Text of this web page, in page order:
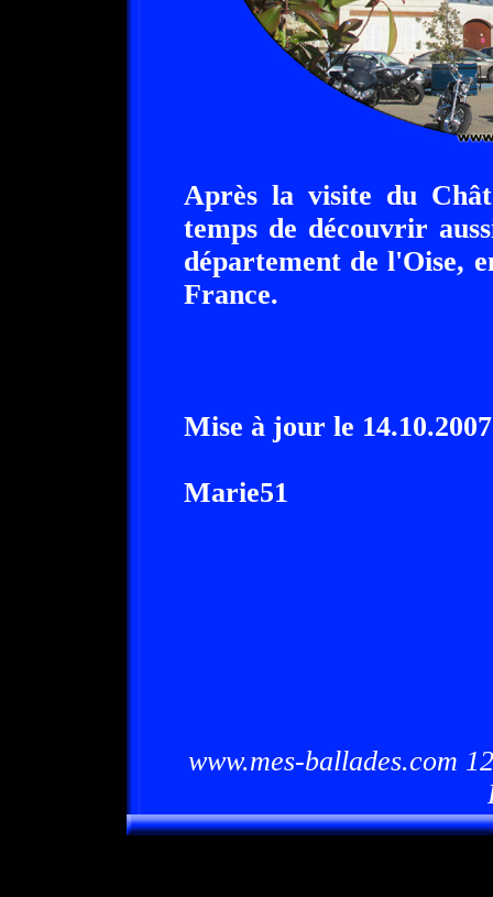
Après la visite du
temps de découvrir
département de l'Oise,
France.
Mise à jour le
Marie51
www.mes-ballades.com